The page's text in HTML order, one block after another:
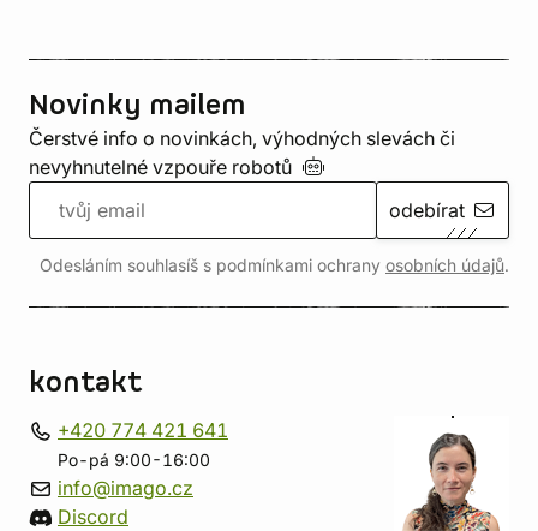
Novinky mailem
Čerstvé info o novinkách, výhodných slevách či
nevyhnutelné vzpouře robotů
odebírat
Odesláním souhlasíš s podmínkami ochrany osobních údajů.
kontakt
+420 774 421 641
Po-pá 9:00-16:00
info@imago.cz
Discord